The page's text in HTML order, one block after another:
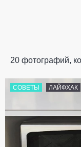
20 фотографий,
СОВЕТЫ ЛАЙФХАК